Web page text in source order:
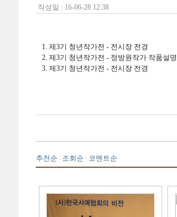
작성일 : 16-06-28 12:38
1. 제3기 청년작가전 - 전시장 전경
2. 제3기 청년작가전 - 정방원작가 작품설명
3. 제3기 청년작가전 - 전시장 전경
추천순 조회순 코멘트순